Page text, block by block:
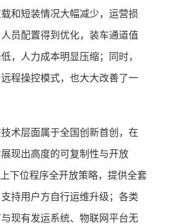
和短装情况大幅减少，运营损
员配置得到优化，装车通道值
，人力成本明显压缩；同时，
程操控模式，也大大改善了一
术层面属于全国创新首创，在
现出高度的可复制性与开放
下位程序全开放策略，提供全套
持用户方自行运维升级；各类
现有发运系统、物联网平台无